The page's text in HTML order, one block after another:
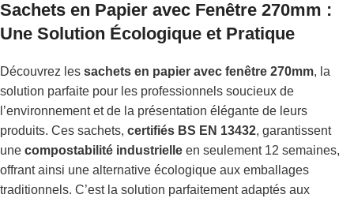
Sachets en Papier avec Fenêtre 270mm :
Une Solution Écologique et Pratique
Découvrez les sachets en papier avec fenêtre 270mm, la
solution parfaite pour les professionnels soucieux de
l’environnement et de la présentation élégante de leurs
produits. Ces sachets, certifiés BS EN 13432, garantissent
une compostabilité industrielle en seulement 12 semaines,
offrant ainsi une alternative écologique aux emballages
traditionnels. C’est la solution parfaitement adaptés aux